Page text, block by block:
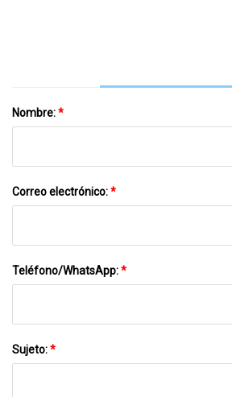
Nombre:*
Correo electrónico:*
Teléfono/WhatsApp:*
Sujeto:*